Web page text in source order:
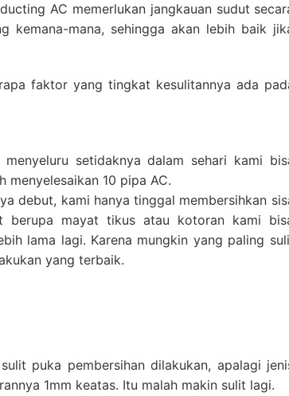
AC memerlukan jangkauan sudut
kemana-mana, sehingga akan lebih baik
faktor yang tingkat kesulitannya ada
setidaknya dalam sehari kami
menyelesaikan 10 pipa AC.
debut, kami hanya tinggal membersihkan
berupa mayat tikus atau kotoran kami
lama lagi. Karena mungkin yang paling
yang terbaik.
puka pembersihan dilakukan, apalagi
1mm keatas. Itu malah makin sulit lagi.